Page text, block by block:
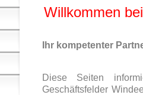
Willkommen
Ihr kompetenter
Diese Seiten
Geschäftsfelder